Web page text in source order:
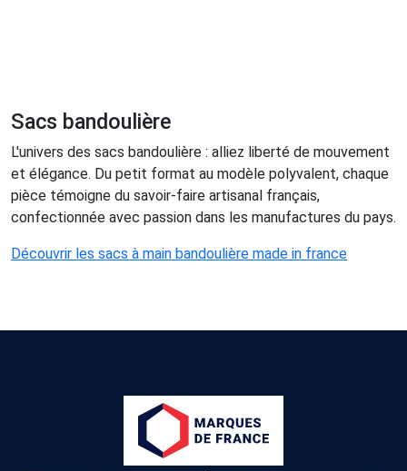
Sacs bandoulière
L'univers des sacs bandoulière : alliez liberté de mouvement
et élégance. Du petit format au modèle polyvalent, chaque
pièce témoigne du savoir-faire artisanal français,
confectionnée avec passion dans les manufactures du pays.
Découvrir les sacs à main bandoulière made in france